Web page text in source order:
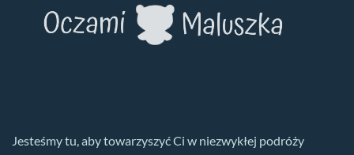
Jesteśmy tu, aby towarzyszyć Ci w niezwykłej podróży